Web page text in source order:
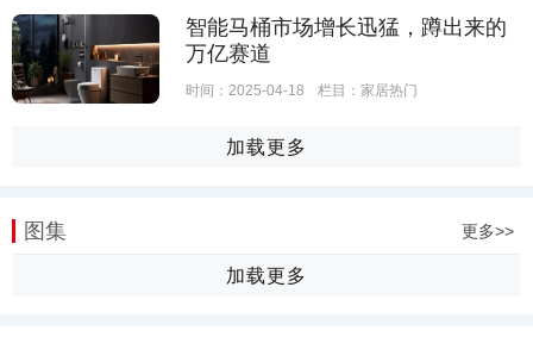
智能马桶市场增长迅猛，蹲出来的
万亿赛道
时间：2025-04-18 栏目： 家居热门
加载更多
图集 更多>>
加载更多